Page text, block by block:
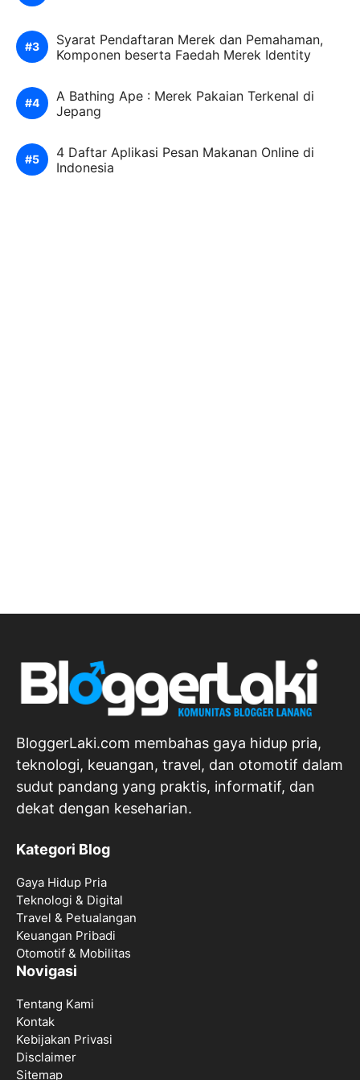
Syarat Pendaftaran Merek dan Pemahaman,
Komponen beserta Faedah Merek Identity
A Bathing Ape : Merek Pakaian Terkenal di
Jepang
4 Daftar Aplikasi Pesan Makanan Online di
Indonesia
BloggerLaki.com membahas gaya hidup pria,
teknologi, keuangan, travel, dan otomotif dalam
sudut pandang yang praktis, informatif, dan
dekat dengan keseharian.
Kategori Blog
Gaya Hidup Pria
Teknologi & Digital
Travel & Petualangan
Keuangan Pribadi
Otomotif & Mobilitas
Novigasi
Tentang Kami
Kontak
Kebijakan Privasi
Disclaimer
Sitemap